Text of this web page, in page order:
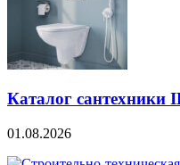
Каталог сантехники
01.08.2026